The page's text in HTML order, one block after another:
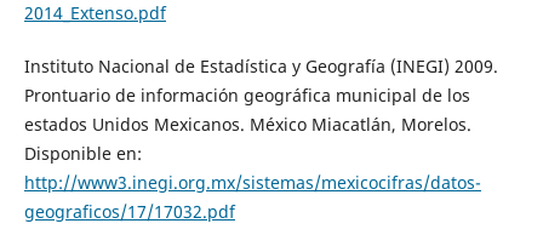
2014_Extenso.pdf
Instituto Nacional de Estadística y Geografía (INEGI) 2009.
Prontuario de información geográfica municipal de los
estados Unidos Mexicanos. México Miacatlán, Morelos.
Disponible en:
http://www3.inegi.org.mx/sistemas/mexicocifras/datos-
geograficos/17/17032.pdf